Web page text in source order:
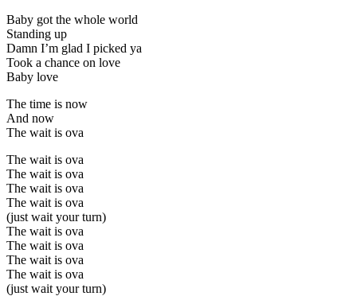
Baby got the whole world
Standing up
Damn I’m glad I picked ya
Took a chance on love
Baby love
The time is now
And now
The wait is ova
The wait is ova
The wait is ova
The wait is ova
The wait is ova
(just wait your turn)
The wait is ova
The wait is ova
The wait is ova
The wait is ova
(just wait your turn)